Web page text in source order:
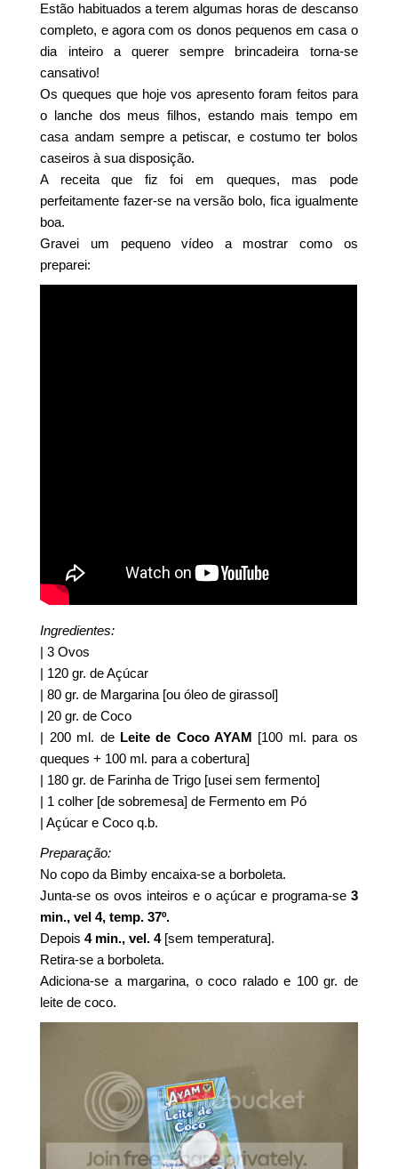
Estão habituados a terem algumas horas de descanso
completo, e agora com os donos pequenos em casa o
dia inteiro a querer sempre brincadeira torna-se
cansativo!
Os queques que hoje vos apresento foram feitos para
o lanche dos meus filhos, estando mais tempo em
casa andam sempre a petiscar, e costumo ter bolos
caseiros à sua disposição.
A receita que fiz foi em queques, mas pode
perfeitamente fazer-se na versão bolo, fica igualmente
boa.
Gravei um pequeno vídeo a mostrar como os
preparei:
Ingredientes:
| 3 Ovos
| 120 gr. de Açúcar
| 80 gr. de Margarina [ou óleo de girassol]
| 20 gr. de Coco
| 200 ml. de Leite de Coco AYAM [100 ml. para os
queques + 100 ml. para a cobertura]
| 180 gr. de Farinha de Trigo [usei sem fermento]
| 1 colher [de sobremesa] de Fermento em Pó
| Açúcar e Coco q.b.
Preparação:
No copo da Bimby encaixa-se a borboleta.
Junta-se os ovos inteiros e o açúcar e programa-se 3
min., vel 4, temp. 37º.
Depois4 min., vel. 4 [sem temperatura].
Retira-se a borboleta.
Adiciona-se a margarina, o coco ralado e 100 gr. de
leite de coco.